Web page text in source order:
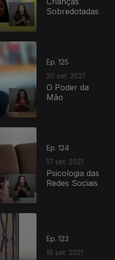
Sobredotadas
Ep. 125
20 set. 2021
O Poder da
Mão
Ep. 124
17 set. 2021
Psicologia das
Redes Sociais
Ep. 123
16 set. 2021